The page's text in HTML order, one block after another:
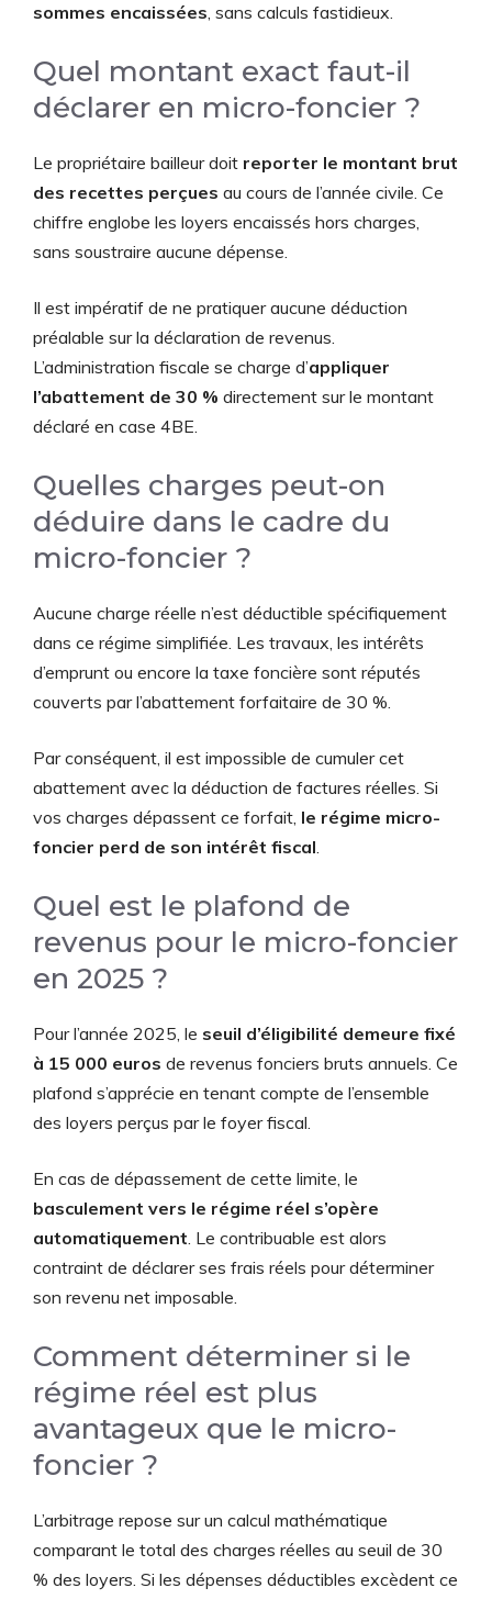
sommes encaissées, sans calculs fastidieux.
Quel montant exact faut-il
déclarer en micro-foncier ?
Le propriétaire bailleur doit reporter le montant brut
des recettes perçues au cours de l’année civile. Ce
chiffre englobe les loyers encaissés hors charges,
sans soustraire aucune dépense.
Il est impératif de ne pratiquer aucune déduction
préalable sur la déclaration de revenus.
L’administration fiscale se charge d’appliquer
l’abattement de 30 % directement sur le montant
déclaré en case 4BE.
Quelles charges peut-on
déduire dans le cadre du
micro-foncier ?
Aucune charge réelle n’est déductible spécifiquement
dans ce régime simplifiée. Les travaux, les intérêts
d’emprunt ou encore la taxe foncière sont réputés
couverts par l’abattement forfaitaire de 30 %.
Par conséquent, il est impossible de cumuler cet
abattement avec la déduction de factures réelles. Si
vos charges dépassent ce forfait, le régime micro-
foncier perd de son intérêt fiscal.
Quel est le plafond de
revenus pour le micro-foncier
en 2025 ?
Pour l’année 2025, le seuil d’éligibilité demeure fixé
à 15 000 euros de revenus fonciers bruts annuels. Ce
plafond s’apprécie en tenant compte de l’ensemble
des loyers perçus par le foyer fiscal.
En cas de dépassement de cette limite, le
basculement vers le régime réel s’opère
automatiquement. Le contribuable est alors
contraint de déclarer ses frais réels pour déterminer
son revenu net imposable.
Comment déterminer si le
régime réel est plus
avantageux que le micro-
foncier ?
L’arbitrage repose sur un calcul mathématique
comparant le total des charges réelles au seuil de 30
% des loyers. Si les dépenses déductibles excèdent ce